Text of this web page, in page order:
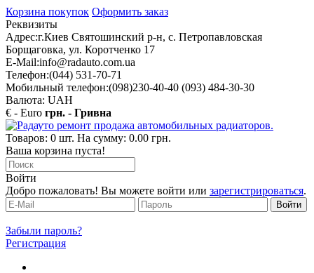
Корзина покупок Оформить заказ
Реквизиты
Адрес:г.Киев Святошинский р-н, с. Петропавловская
Борщаговка, ул. Коротченко 17
E-Mail:info@radauto.com.ua
Телефон:(044) 531-70-71
Мобильный телефон:(098)230-40-40 (093) 484-30-30
Валюта: UAH
€ - Euro грн. - Гривна
Товаров: 0 шт. На сумму: 0.00 грн.
Ваша корзина пуста!
Войти
Добро пожаловать! Вы можете войти или зарегистрироваться.
Забыли пароль?
Регистрация